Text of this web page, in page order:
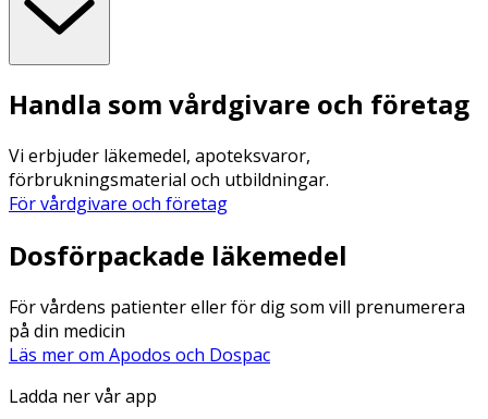
Handla som vårdgivare och företag
Vi erbjuder läkemedel, apoteksvaror,
förbrukningsmaterial och utbildningar.
För vårdgivare och företag
Dosförpackade läkemedel
För vårdens patienter eller för dig som vill prenumerera
på din medicin
Läs mer om Apodos och Dospac
Ladda ner vår app